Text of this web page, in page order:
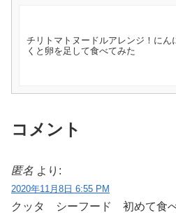
チリトマトヌードルアレンジ！にん
くと卵を足して食べてみた
コメント
匿名 より:
2020年11月8日 6:55 PM
クッタ シーフード 初めて食べ